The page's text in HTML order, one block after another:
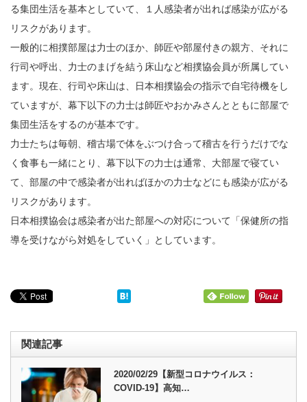
る集団生活を基本としていて、１人感染者が出れば感染が広がる
リスクがあります。
一般的に相撲部屋は力士のほか、師匠や部屋付きの親方、それに
行司や呼出、力士のまげを結う床山など相撲協会員が所属してい
ます。現在、行司や床山は、日本相撲協会の指示で自宅待機をし
ていますが、幕下以下の力士は師匠やおかみさんとともに部屋で
集団生活をするのが基本です。
力士たちは毎朝、稽古場で体をぶつけ合って稽古を行うだけでな
く食事も一緒にとり、幕下以下の力士は通常、大部屋で寝てい
て、部屋の中で感染者が出ればほかの力士などにも感染が広がる
リスクがあります。
日本相撲協会は感染者が出た部屋への対応について「保健所の指
導を受けながら対処をしていく」としています。
関連記事
2020/02/29【新型コロナウイルス：
COVID-19】高知…